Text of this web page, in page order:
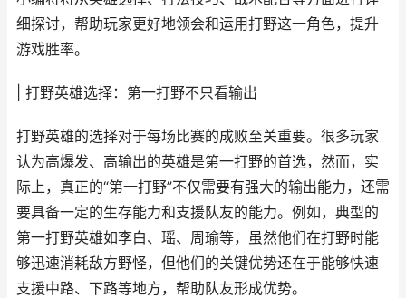
细探讨，帮助玩家更好地领会和运用打野这一角色，提升
游戏胜率。
| 打野英雄选择：第一打野不只看输出
打野英雄的选择对于每场比赛的成败至关重要。很多玩家
认为高爆发、高输出的英雄是第一打野的首选，然而，实
际上，真正的“第一打野”不仅需要有强大的输出能力，还需
要具备一定的生存能力和支援队友的能力。例如，典型的
第一打野英雄如李白、瑶、周瑜等，虽然他们在打野时能
够迅速消耗敌方野怪，但他们的关键优势还在于能够快速
支援中路、下路等地方，帮助队友形成优势。